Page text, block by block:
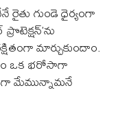
రైతు గుండె ధైర్యంగా
మార్చుకుందాం.
ఒక భరోసాగా
మేమున్నామనే